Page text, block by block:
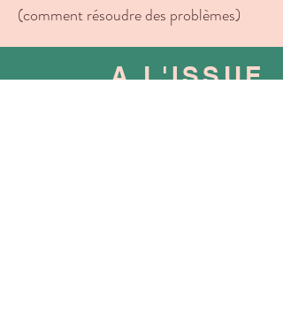
(comment résoudre des problèmes)
A L'ISSUE